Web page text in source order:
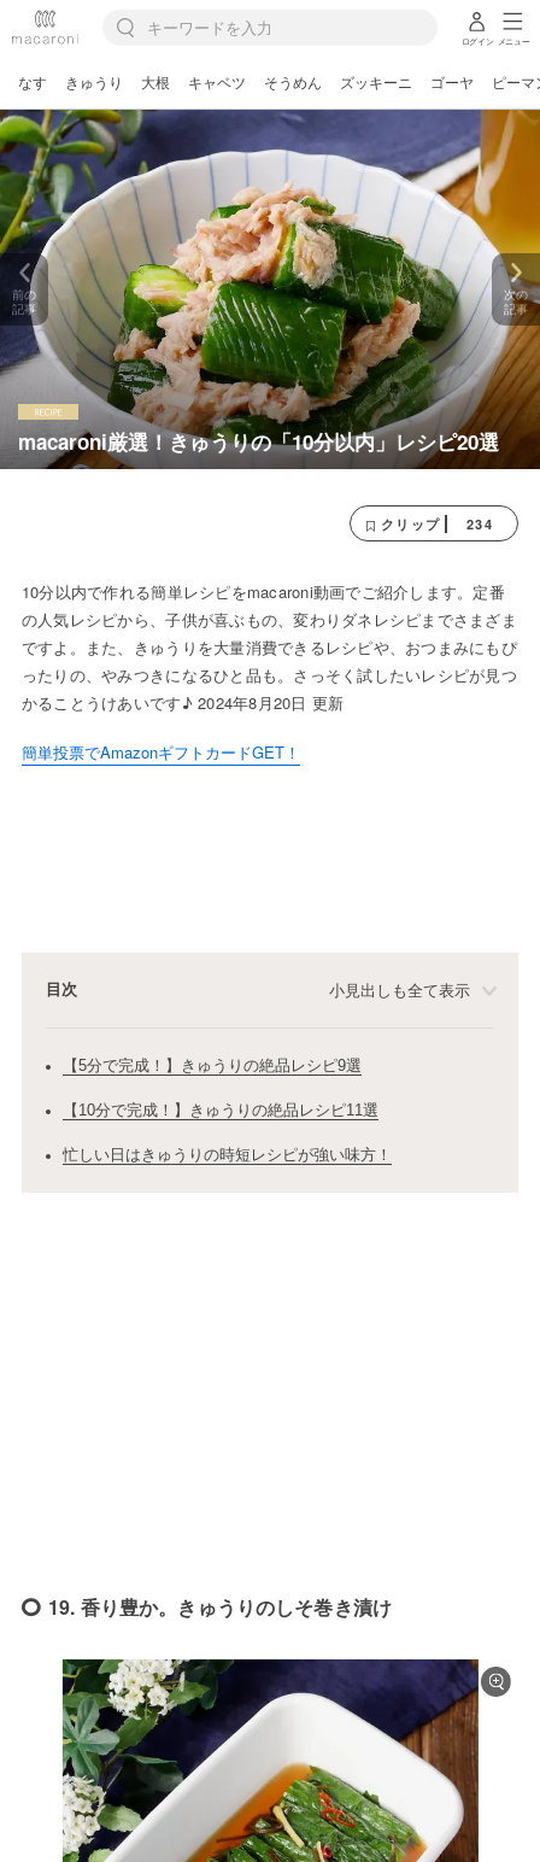
ログイン メニュー
なす きゅうり 大根 キャベツ そうめん ズッキーニ ゴーヤ ピーマ
macaroni厳選！きゅうりの「10分以内」レシピ20選
前の
記事
次の
記事
クリップ 234
10分以内で作れる簡単レシピをmacaroni動画でご紹介します。定番
の人気レシピから、子供が喜ぶもの、変わりダネレシピまでさまざま
ですよ。また、きゅうりを大量消費できるレシピや、おつまみにもぴ
ったりの、やみつきになるひと品も。さっそく試したいレシピが見つ
かることうけあいです♪ 2024年8月20日 更新
簡単投票でAmazonギフトカードGET！
目次 小見出しも全て表示
【5分で完成！】きゅうりの絶品レシピ9選
【10分で完成！】きゅうりの絶品レシピ11選
忙しい日はきゅうりの時短レシピが強い味方！
19. 香り豊か。きゅうりのしそ巻き漬け